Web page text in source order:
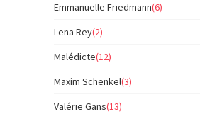
Emmanuelle Friedmann(6)
Lena Rey(2)
Malédicte(12)
Maxim Schenkel(3)
Valérie Gans(13)